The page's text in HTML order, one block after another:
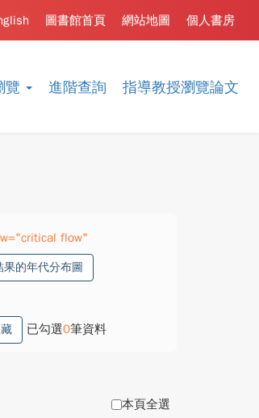
覽 進階查詢 指導教授瀏覽論文
個人書房
網站地圖
圖書館首頁
flow"
果的年代分布圖
已勾選0筆資料
本頁全選